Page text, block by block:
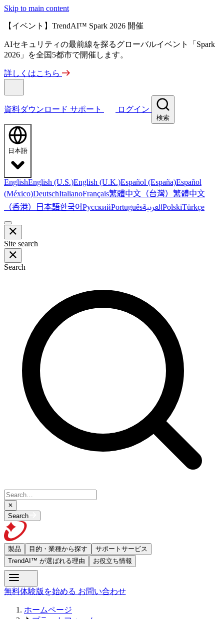
Skip to main content
【イベント】TrendAI™ Spark 2026 開催
AIセキュリティの最前線を探るグローバルイベント「Spark
2026」を全国5都市で開催します。
詳しくはこちら
資料ダウンロード サポート ログイン
検索
日本語
EnglishEnglish (U.S.)English (U.K.)Español (España)Español
(México)DeutschItalianoFrançais繁體中文（台灣） 繁體中文
（香港） 日本語한국어РусскийPortuguêsالعربيةPolskiTürkçe
Site search
Search
Search
製品 目的・業種から探す
サポートサービス
TrendAI™ が選ばれる理由
お役立ち情報
無料体験版を始める お問い合わせ
ホームページ